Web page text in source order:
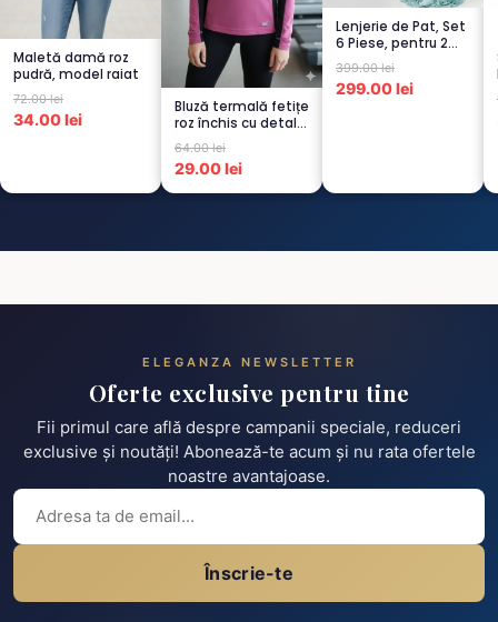
Maletă damă roz
pudră, model raiat
72.00 lei
34.00 lei
Bluză termală fetițe
roz închis cu detalii
negre, cu pu...
64.00 lei
29.00 lei
Lenjerie de Pat, Set
6 Piese, pentru 2
persoana,
TURCOA...
399.00 lei
299.00 lei
ELEGANZA NEWSLETTER
Oferte exclusive pentru tine
Fii primul care află despre campanii speciale, reduceri
exclusive și noutăți! Abonează-te acum și nu rata ofertele
noastre avantajoase.
Înscrie-te